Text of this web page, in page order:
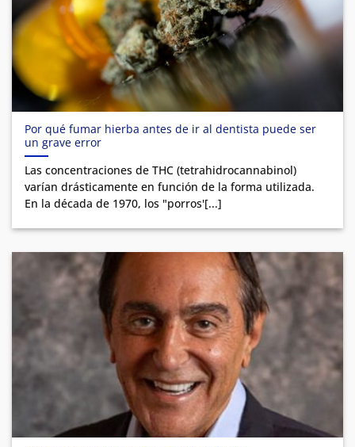
Por qué fumar hierba antes de ir al dentista puede ser
un grave error
Las concentraciones de THC (tetrahidrocannabinol)
varían drásticamente en función de la forma utilizada.
En la década de 1970, los "porros'[...]